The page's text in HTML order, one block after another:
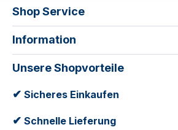
Shop Service
Information
Unsere Shopvorteile
✔ Sicheres Einkaufen
✔ Schnelle Lieferung